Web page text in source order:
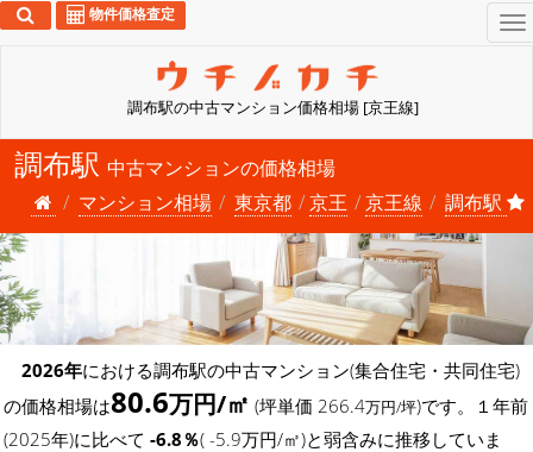
調布駅の中古マンション価格相場 [京王線]
物件価格査定
調布駅 中古マンションの価格相場
マンション相場
東京都 京王 京王線 調布駅
2026年における調布駅の中古マンション(集合住宅・共同住宅)
の価格相場は80.6万円/㎡ (坪単価 266.4万円/坪)です。１年前
(2025年)に比べて -6.8％( -5.9万円/㎡)と弱含みに推移していま